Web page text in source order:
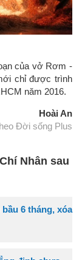
của vở Rơm -
chỉ được trình
năm 2016.
Hoài An
Đời sống Plus
Nhân sau
6 tháng, xóa